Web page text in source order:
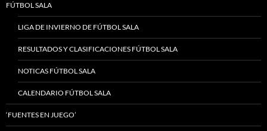
FÚTBOL SALA
LIGA DE INVIERNO DE FÚTBOL SALA
RESULTADOS Y CLASIFICACIONES FÚTBOL SALA
NOTICAS FÚTBOL SALA
CALENDARIO FÚTBOL SALA
‘FUENTES EN JUEGO’